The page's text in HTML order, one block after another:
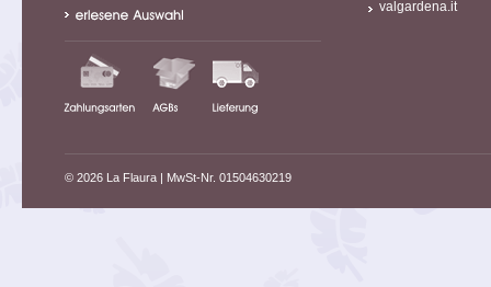
valgardena.it
© 2026 La Flaura| MwSt-Nr. 01504630219